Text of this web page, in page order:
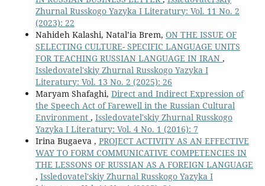
Zhurnal Russkogo Yazyka I Literatury: Vol. 11 No. 2
(2023): 22
Nahideh Kalashi, Natal’ia Brem, ON THE ISSUE OF
SELECTING CULTURE- SPECIFIC LANGUAGE UNITS
FOR TEACHING RUSSIAN LANGUAGE IN IRAN ,
Issledovatel'skiy Zhurnal Russkogo Yazyka I
Literatury: Vol. 13 No. 2 (2025): 26
Maryam Shafaghi, Direct and Indirect Expression of
the Speech Act of Farewell in the Russian Cultural
Environment , Issledovatel'skiy Zhurnal Russkogo
Yazyka I Literatury: Vol. 4 No. 1 (2016): 7
Irina Bugaeva , PROJECT ACTIVITY AS AN EFFECTIVE
WAY TO FORM COMMUNICATIVE COMPETENCIES IN
THE LESSONS OF RUSSIAN AS A FOREIGN LANGUAGE
, Issledovatel'skiy Zhurnal Russkogo Yazyka I